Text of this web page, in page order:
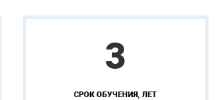
3
СРОК ОБУЧЕНИЯ, ЛЕТ